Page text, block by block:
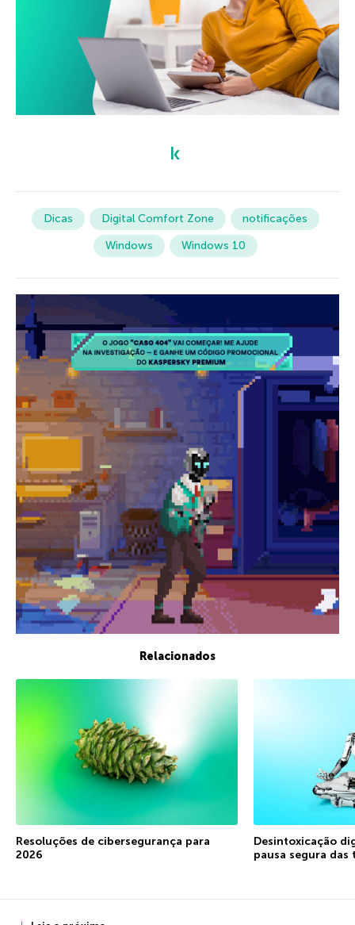
Dicas Digital Comfort Zone
notificações
Windows
Windows 10
Relacionados
Resoluções de cibersegurança para
2026
Desintoxicação
pausa segura das